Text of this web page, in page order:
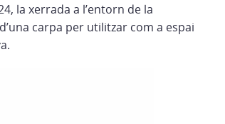
la xerrada a l’entorn de la
carpa per utilitzar com a espai